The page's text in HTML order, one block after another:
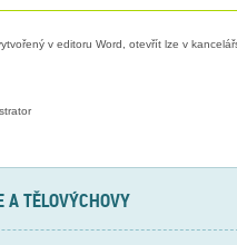
v editoru Word, otevřít lze v
TĚLOVÝCHOVY